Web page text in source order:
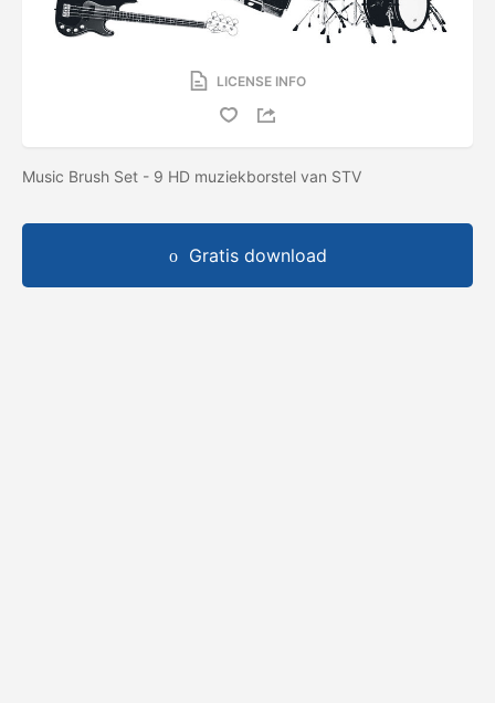
LICENSE INFO
Music Brush Set - 9 HD muziekborstel van STV
Gratis download